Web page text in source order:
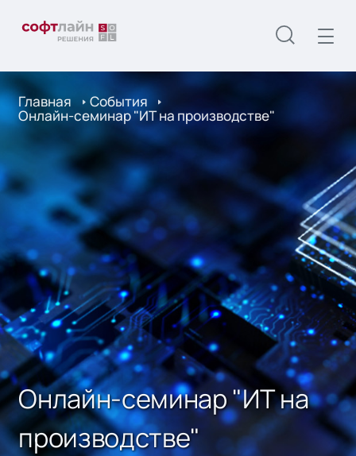
Главная События
Онлайн-семинар "ИТ на производстве"
Онлайн-семинар "ИТ на
производстве"